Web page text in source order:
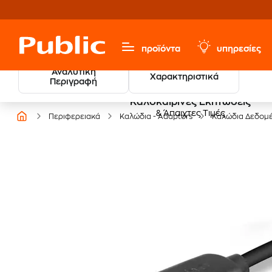
προϊόντα υπηρεσίες
Αναλυτική
Περιγραφή
Χαρακτηριστικά
Καλοκαιρινές Εκπτώσεις
& Άπαιχτες Τιμές
Περιφερειακά Καλώδια - Adaptors Καλώδια